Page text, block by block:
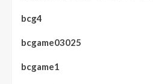
bcg4
bcgame03025
bcgame1